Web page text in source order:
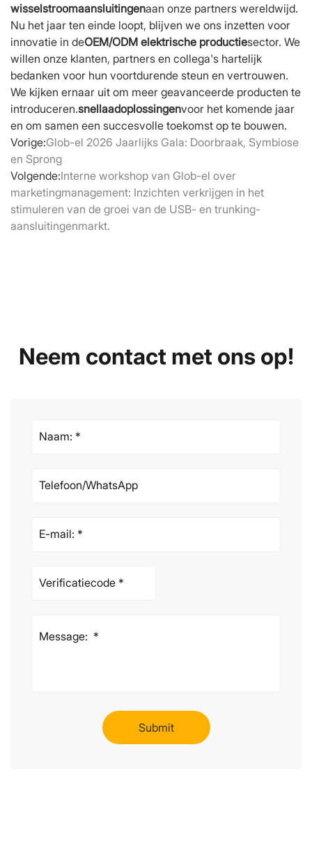
wisselstroomaansluitingenaan onze partners wereldwijd.
Nu het jaar ten einde loopt, blijven we ons inzetten voor
innovatie in deOEM/ODM elektrische productiesector. We
willen onze klanten, partners en collega's hartelijk
bedanken voor hun voortdurende steun en vertrouwen.
We kijken ernaar uit om meer geavanceerde producten te
introduceren.snellaadoplossingenvoor het komende jaar
en om samen een succesvolle toekomst op te bouwen.
Vorige:Glob-el 2026 Jaarlijks Gala: Doorbraak, Symbiose
en Sprong
Volgende:Interne workshop van Glob-el over
marketingmanagement: Inzichten verkrijgen in het
stimuleren van de groei van de USB- en trunking-
aansluitingenmarkt.
Neem contact met ons op!